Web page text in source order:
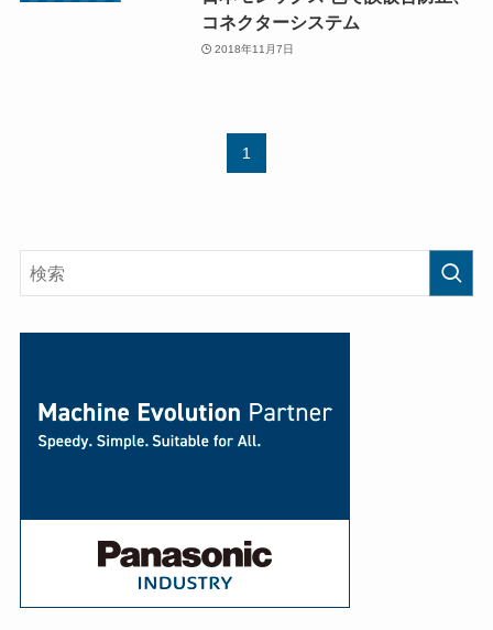
コネクターシステム
2018年11月7日
1